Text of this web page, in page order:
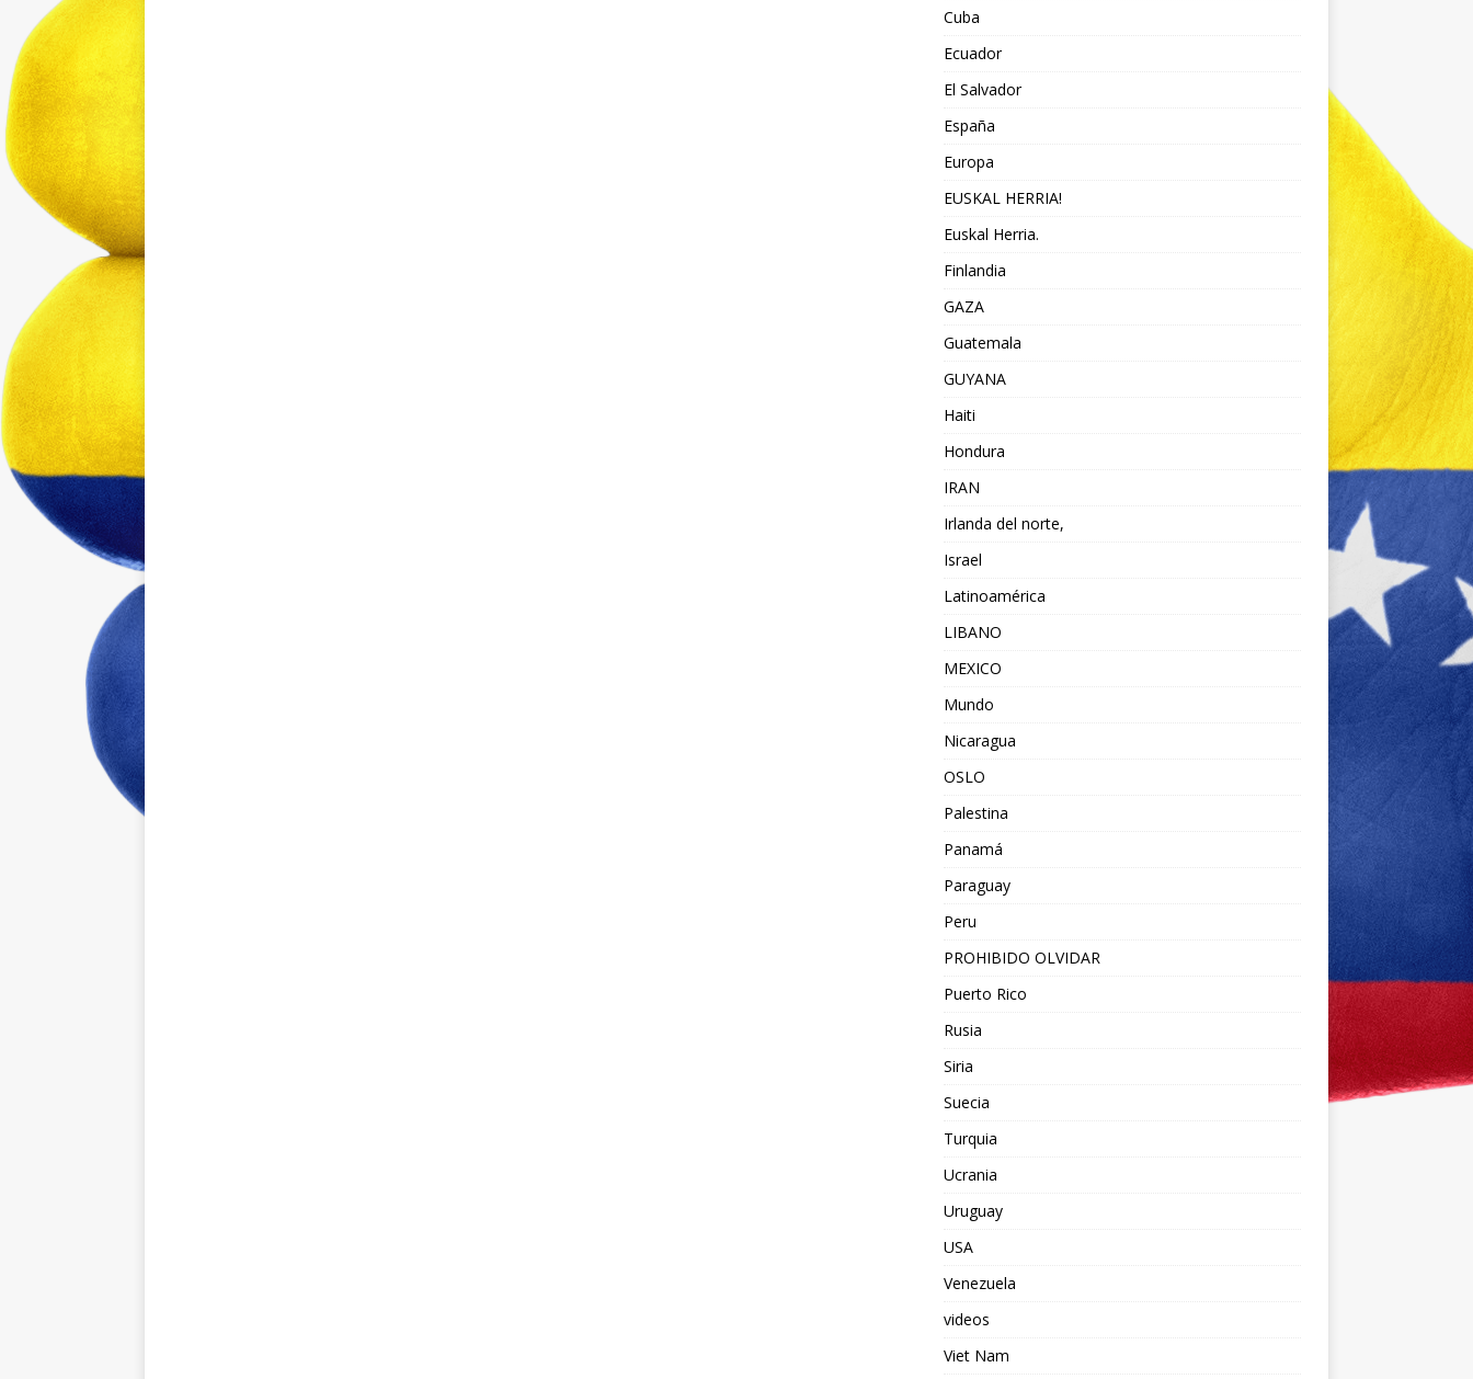
Cuba
Ecuador
El Salvador
España
Europa
EUSKAL HERRIA!
Euskal Herria.
Finlandia
GAZA
Guatemala
GUYANA
Haiti
Hondura
IRAN
Irlanda del norte,
Israel
Latinoamérica
LIBANO
MEXICO
Mundo
Nicaragua
OSLO
Palestina
Panamá
Paraguay
Peru
PROHIBIDO OLVIDAR
Puerto Rico
Rusia
Siria
Suecia
Turquia
Ucrania
Uruguay
USA
Venezuela
videos
Viet Nam